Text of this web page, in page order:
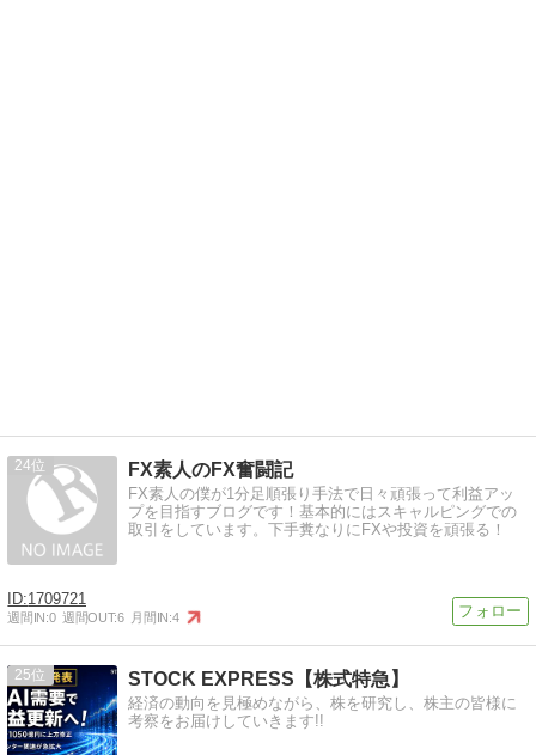
24 FX素人のFX奮闘記
FX素人の僕が1分足順張り手法で日々頑張って利益アッ
プを目指すブログです！基本的にはスキャルピングでの
取引をしています。下手糞なりにFXや投資を頑張る！
1709721
週間IN:0 週間OUT:6 月間IN:4
25 STOCK EXPRESS【株式特急】
経済の動向を見極めながら、株を研究し、株主の皆様に
考察をお届けしていきます!!